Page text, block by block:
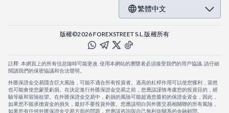
繁體中文
版權©2026 FOREXSTREET S.L.版權所有
註釋: 本網頁上的所有信息隨時可能更改. 使用本網站的瀏覽者必須接受我們的用戶協議. 請仔細
閱讀我們的保密協議和合法聲明。
外匯保證金交易隱含巨大風險，可能不適合所有投資者。過高的杠桿作用可以使您獲利，當然
也可能會使您蒙受虧損。在決定進行外匯保證金交易之前，您應該謹慎考慮您的投資目的，經
驗等級和冒險欲望。在外匯保證金交易中，虧損的風險可能超過您最初的保證金資金，因此，
如果您不能承擔資金的損失，最好不要投資外匯。您應該明白與外匯交易相關聯的所有風險，
如果您有任何外匯保證金交易方面的問題，您應該咨詢與自己無利益關系的金融顧問。